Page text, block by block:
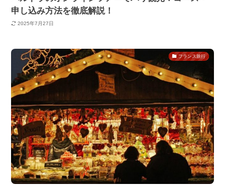
申し込み方法を徹底解説！
2025年7月27日
フランス旅行